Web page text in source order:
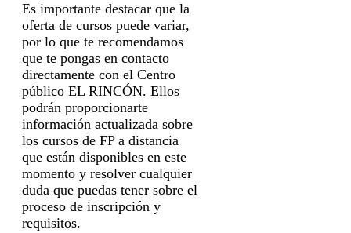
Es importante destacar que la
oferta de cursos puede variar,
por lo que te recomendamos
que te pongas en contacto
directamente con el Centro
público EL RINCÓN. Ellos
podrán proporcionarte
información actualizada sobre
los cursos de FP a distancia
que están disponibles en este
momento y resolver cualquier
duda que puedas tener sobre el
proceso de inscripción y
requisitos.